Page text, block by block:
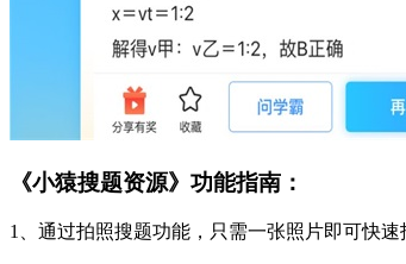
《小猿搜题资源》功能指南：
1、通过拍照搜题功能，只需一张照片即可快